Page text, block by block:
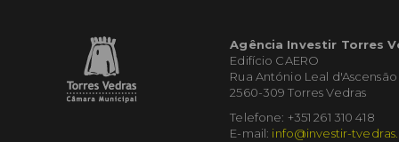
Agência Investir Torres
Edifício CAERO
Rua António Leal d'Ascensão
2560-309 Torres Vedras
Telefone: +351 261 310 418
E-mail: info@investir-